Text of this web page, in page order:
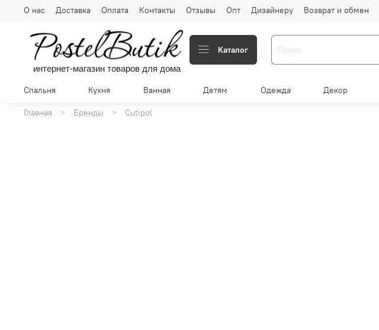
О нас Доставка Оплата Контакты Отзывы Опт Дизайнеру Возврат и обмен
интернет-магазин товаров для дома
Каталог
Спальня Кухня Ванная Детям Одежда Декор
Главная Бренды Cutipol